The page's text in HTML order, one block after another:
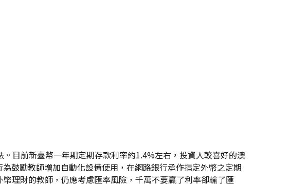
目前新臺幣一年期定期存款利率約1.4%左右，投資人較喜好的澳
鼓勵教師增加自動化設備使用，在網路銀行承作指定外幣之定期
理財的教師，仍應考慮匯率風險，千萬不要贏了利率卻輸了匯